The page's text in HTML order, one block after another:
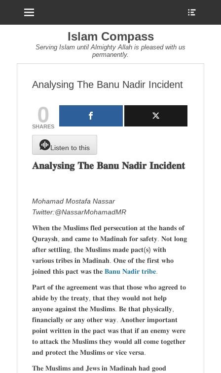
Islam Compass
Serving Islam until Almighty Allah is pleased with us
permanently.
Analysing The Banu Nadir Incident
0
SHARES
Listen to this
𝐀𝐧𝐚𝐥𝐲𝐬𝐢𝐧𝐠 𝐓𝐡𝐞 𝐁𝐚𝐧𝐮 𝐍𝐚𝐝𝐢𝐫 𝐈𝐧𝐜𝐢𝐝𝐞𝐧𝐭
Mohamad Mostafa Nassar
Twitter:@NassarMohamadMR
𝐖𝐡𝐞𝐧 𝐭𝐡𝐞 𝐌𝐮𝐬𝐥𝐢𝐦𝐬 𝐟𝐥𝐞𝐝 𝐩𝐞𝐫𝐬𝐞𝐜𝐮𝐭𝐢𝐨𝐧 𝐚𝐭 𝐭𝐡𝐞 𝐡𝐚𝐧𝐝𝐬 𝐨𝐟
𝐐𝐮𝐫𝐚𝐲𝐬𝐡, 𝐚𝐧𝐝 𝐜𝐚𝐦𝐞 𝐭𝐨 𝐌𝐚𝐝𝐢𝐧𝐚𝐡 𝐟𝐨𝐫 𝐬𝐚𝐟𝐞𝐭𝐲. 𝐍𝐨𝐭 𝐥𝐨𝐧𝐠
𝐚𝐟𝐭𝐞𝐫 𝐬𝐞𝐭𝐭𝐥𝐢𝐧𝐠, 𝐭𝐡𝐞 𝐌𝐮𝐬𝐥𝐢𝐦𝐬 𝐦𝐚𝐝𝐞 𝐩𝐚𝐜𝐭(𝐬) 𝐰𝐢𝐭𝐡
𝐯𝐚𝐫𝐢𝐨𝐮𝐬 𝐭𝐫𝐢𝐛𝐞𝐬 𝐢𝐧 𝐌𝐚𝐝𝐢𝐧𝐚𝐡. 𝐎𝐧𝐞 𝐨𝐟 𝐭𝐡𝐞 𝐟𝐢𝐫𝐬𝐭 𝐰𝐡𝐨
𝐣𝐨𝐢𝐧𝐞𝐝 𝐭𝐡𝐢𝐬 𝐩𝐚𝐜𝐭 𝐰𝐚𝐬 𝐭𝐡𝐞 𝐁𝐚𝐧𝐮 𝐍𝐚𝐝𝐢𝐫 𝐭𝐫𝐢𝐛𝐞.
𝐏𝐚𝐫𝐭 𝐨𝐟 𝐭𝐡𝐞 𝐚𝐠𝐫𝐞𝐞𝐦𝐞𝐧𝐭 𝐰𝐚𝐬 𝐭𝐡𝐚𝐭 𝐭𝐡𝐨𝐬𝐞 𝐰𝐡𝐨 𝐚𝐠𝐫𝐞𝐞𝐝 𝐭𝐨
𝐚𝐛𝐢𝐝𝐞 𝐛𝐲 𝐭𝐡𝐞 𝐭𝐫𝐞𝐚𝐭𝐲, 𝐭𝐡𝐚𝐭 𝐭𝐡𝐞𝐲 𝐰𝐨𝐮𝐥𝐝 𝐧𝐨𝐭 𝐡𝐞𝐥𝐩
𝐚𝐧𝐲𝐨𝐧𝐞 𝐚𝐠𝐚𝐢𝐧𝐬𝐭 𝐭𝐡𝐞 𝐌𝐮𝐬𝐥𝐢𝐦𝐬. 𝐁𝐞 𝐭𝐡𝐚𝐭 𝐩𝐡𝐲𝐬𝐢𝐜𝐚𝐥𝐥𝐲,
𝐟𝐢𝐧𝐚𝐧𝐜𝐢𝐚𝐥𝐥𝐲 𝐨𝐫 𝐚𝐧𝐲 𝐨𝐭𝐡𝐞𝐫 𝐰𝐚𝐲. 𝐀𝐧𝐨𝐭𝐡𝐞𝐫 𝐢𝐦𝐩𝐨𝐫𝐭𝐚𝐧𝐭
𝐩𝐨𝐢𝐧𝐭 𝐰𝐫𝐢𝐭𝐭𝐞𝐧 𝐢𝐧 𝐭𝐡𝐞 𝐩𝐚𝐜𝐭 𝐰𝐚𝐬 𝐭𝐡𝐚𝐭 𝐢𝐟 𝐚𝐧 𝐞𝐧𝐞𝐦𝐲 𝐰𝐞𝐫𝐞
𝐭𝐨 𝐚𝐭𝐭𝐚𝐜𝐤 𝐭𝐡𝐞 𝐌𝐮𝐬𝐥𝐢𝐦𝐬 𝐭𝐡𝐞𝐲 𝐰𝐨𝐮𝐥𝐝 𝐚𝐥𝐥 𝐜𝐨𝐦𝐞 𝐭𝐨𝐠𝐞𝐭𝐡𝐞𝐫
𝐚𝐧𝐝 𝐩𝐫𝐨𝐭𝐞𝐜𝐭 𝐭𝐡𝐞 𝐌𝐮𝐬𝐥𝐢𝐦𝐬 𝐨𝐫 𝐯𝐢𝐜𝐞 𝐯𝐞𝐫𝐬𝐚.
𝐓𝐡𝐞 𝐌𝐮𝐬𝐥𝐢𝐦𝐬 𝐚𝐧𝐝 𝐉𝐞𝐰𝐬 𝐢𝐧 𝐌𝐚𝐝𝐢𝐧𝐚𝐡 𝐡𝐚𝐝 𝐠𝐨𝐨𝐝